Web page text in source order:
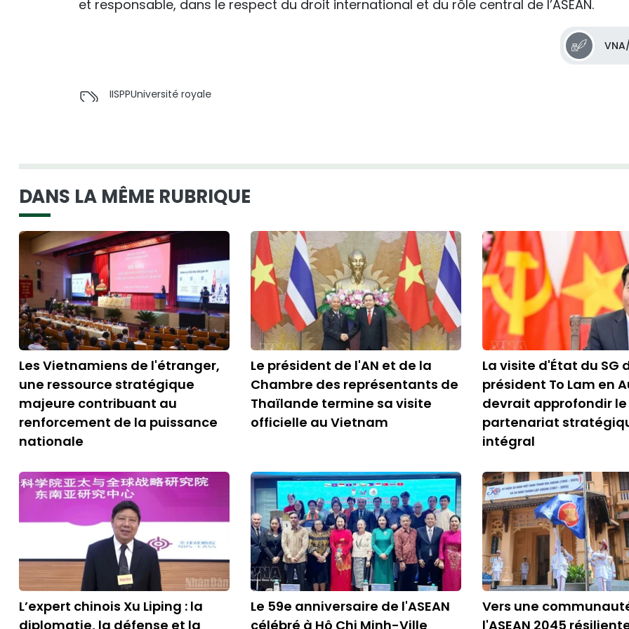
et responsable, dans le respect du droit international et du rôle central de l’ASEAN.
IISPPUniversité royale
DANS LA MÊME RUBRIQUE
Les Vietnamiens de l'étranger,
une ressource stratégique
majeure contribuant au
renforcement de la puissance
nationale
Le président de l'AN et de la
Chambre des représentants de
Thaïlande termine sa visite
officielle au Vietnam
La visite d'État du SG
président To Lam en
devrait approfondir le
partenariat
intégral
L’expert chinois Xu Liping : la
diplomatie, la défense et la
Le 59e anniversaire de l'ASEAN
célébré à Hô Chi Minh-Ville
Vers une
l'ASEAN 2045